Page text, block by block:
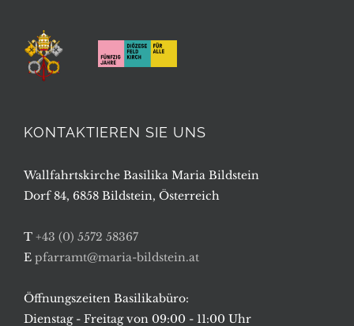
KONTAKTIEREN SIE UNS
Wallfahrtskirche Basilika Maria Bildstein
Dorf 84, 6858 Bildstein, Österreich
T +43 (0) 5572 58367
E pfarramt@maria-bildstein.at
Öffnungszeiten Basilikabüro:
Dienstag - Freitag von 09:00 - 11:00 Uhr